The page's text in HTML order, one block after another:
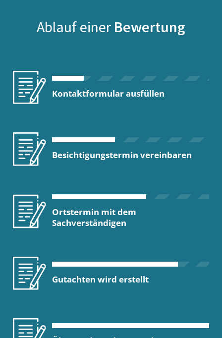
Ablauf einer Bewertung
Kontaktformular ausfüllen
Besichtigungstermin vereinbaren
Ortstermin mit dem
Sachverständigen
Gutachten wird erstellt